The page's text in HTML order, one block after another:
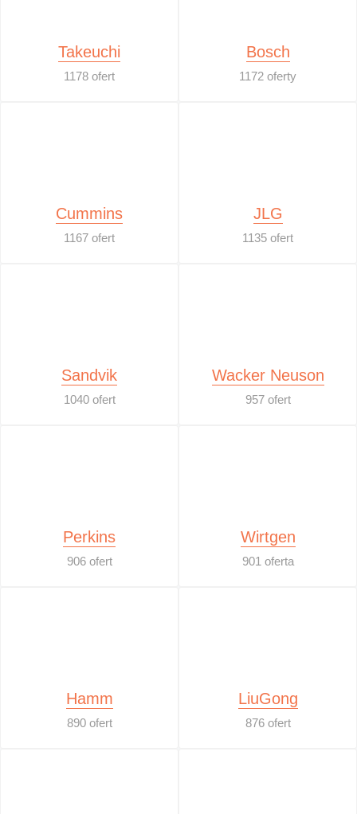
Takeuchi
1178 ofert
Bosch
1172 oferty
Cummins
1167 ofert
JLG
1135 ofert
Sandvik
1040 ofert
Wacker Neuson
957 ofert
Perkins
906 ofert
Wirtgen
901 oferta
Hamm
890 ofert
LiuGong
876 ofert